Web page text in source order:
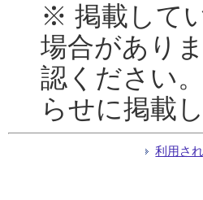
※ 掲載して
場合があり
認ください
らせに掲載し
利用さ